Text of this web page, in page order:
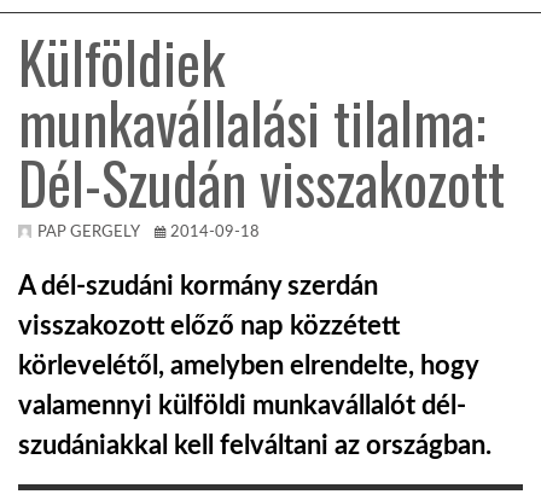
LATIN-AMERIKA
KÖZEL-KELET
AUSZTRÁLIA
A VILÁG ITTHON
Külföldiek
munkavállalási tilalma:
Dél-Szudán visszakozott
PAP GERGELY 2014-09-18
A dél-szudáni kormány szerdán
visszakozott előző nap közzétett
körlevelétől, amelyben elrendelte, hogy
valamennyi külföldi munkavállalót dél-
szudániakkal kell felváltani az országban.